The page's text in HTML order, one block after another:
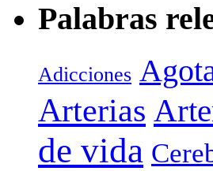
Palabras
Adicciones
Arterias
de vida